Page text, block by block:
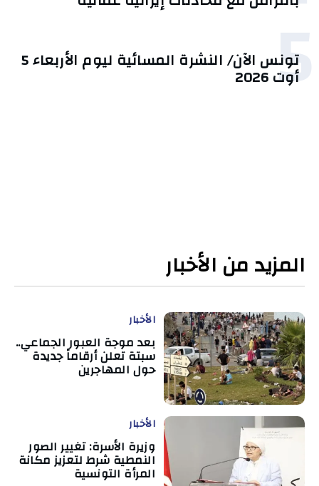
5 تونس الآن/ النشرة المسائية ليوم الأربعاء 5
أوت 2026
المزيد من الأخبار
الأخبار
بعد موجة العبور الجماعي..
سبتة تعلن أرقاماً جديدة
حول المهاجرين
الأخبار
وزيرة الأسرة: تغيير الصور
النمطية شرط لتعزيز مكانة
المرأة التونسية